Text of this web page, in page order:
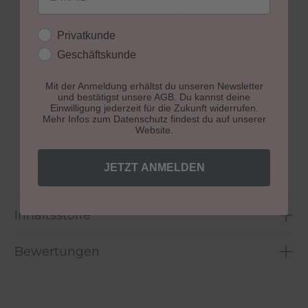
40 Jahre Profi-Erfahrung
HEMA- & säurefrei vegan & tierfreundlich
Fokus auf gesunde, schöne Nägel klare
Anwendungsanleitung mit Step-by-Step
Support für eine sichere Anwendung
10 ml
Inhaltsstoffe
Bewertungen
Kundengruppe
Privatkunde
Geschäftskunde
Mit der Anmeldung erhältst du unseren Newsletter
und bestätigst unsere AGB. Du kannst deine
Einwilligung jederzeit für die Zukunft widerrufen.
Mehr Infos zum Datenschutz findest du auf unserer
Website.
JETZT ANMELDEN